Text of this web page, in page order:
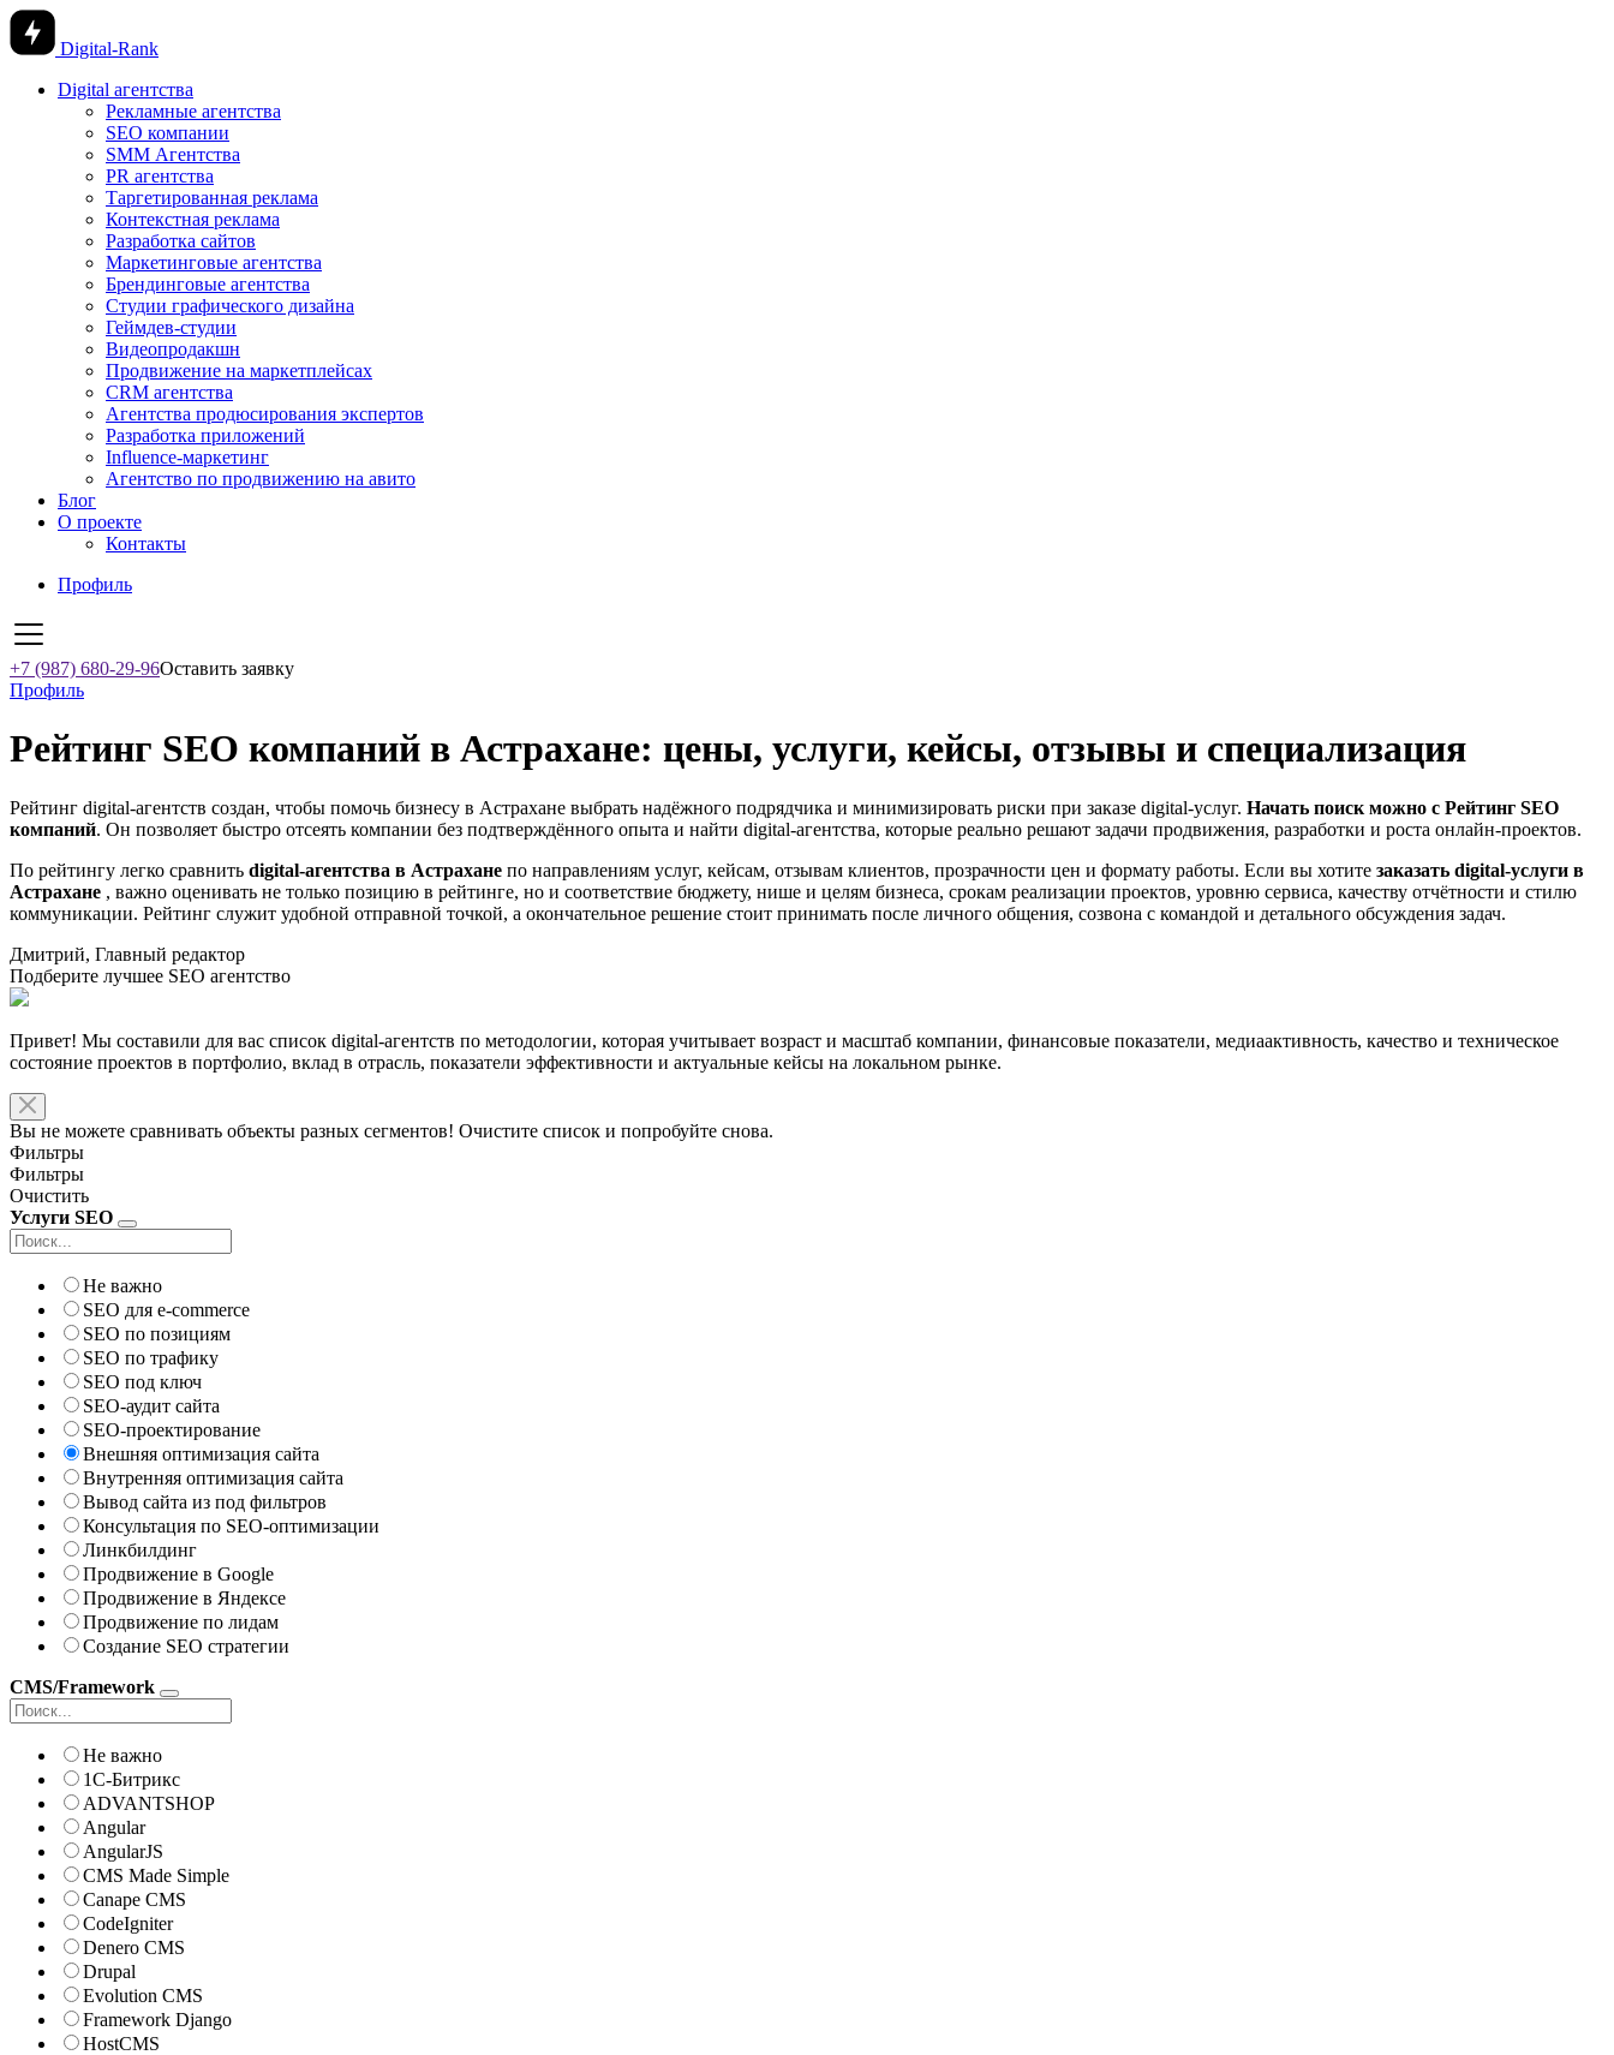
Digital-Rank
Digital агентства
Рекламные агентства
SEO компании
SMM Агентства
PR агентства
Таргетированная реклама
Контекстная реклама
Разработка сайтов
Маркетинговые агентства
Брендинговые агентства
Студии графического дизайна
Геймдев-студии
Видеопродакшн
Продвижение на маркетплейсах
CRM агентства
Агентства продюсирования экспертов
Разработка приложений
Influence-маркетинг
Агентство по продвижению на авито
Блог
О проекте
Контакты
Профиль
+7 (987) 680-29-96Оставить заявку
Профиль
Рейтинг SEO компаний в Астрахане: цены, услуги, кейсы, отзывы и специализация
Рейтинг digital-агентств создан, чтобы помочь бизнесу в Астрахане выбрать надёжного подрядчика и минимизировать риски при заказе digital-услуг. Начать поиск можно с Рейтинг SEO
компаний. Он позволяет быстро отсеять компании без подтверждённого опыта и найти digital-агентства, которые реально решают задачи продвижения, разработки и роста онлайн-проектов.
По рейтингу легко сравнить digital-агентства в Астрахане по направлениям услуг, кейсам, отзывам клиентов, прозрачности цен и формату работы. Если вы хотите заказать digital-услуги в
Астрахане , важно оценивать не только позицию в рейтинге, но и соответствие бюджету, нише и целям бизнеса, срокам реализации проектов, уровню сервиса, качеству отчётности и стилю
коммуникации. Рейтинг служит удобной отправной точкой, а окончательное решение стоит принимать после личного общения, созвона с командой и детального обсуждения задач.
Дмитрий, Главный редактор
Подберите лучшее SEO агентство
Привет! Мы составили для вас список digital-агентств по методологии, которая учитывает возраст и масштаб компании, финансовые показатели, медиаактивность, качество и техническое
состояние проектов в портфолио, вклад в отрасль, показатели эффективности и актуальные кейсы на локальном рынке.
Вы не можете сравнивать объекты разных сегментов! Очистите список и попробуйте снова.
Фильтры
Фильтры
Очистить
Услуги SEO
Не важно
SEO для e-commerce
SEO по позициям
SEO по трафику
SEO под ключ
SEO-аудит сайта
SEO-проектирование
Внешняя оптимизация сайта
Внутренняя оптимизация сайта
Вывод сайта из под фильтров
Консультация по SEO-оптимизации
Линкбилдинг
Продвижение в Google
Продвижение в Яндексе
Продвижение по лидам
Создание SEO стратегии
CMS/Framework
Не важно
1С-Битрикс
ADVANTSHOP
Angular
AngularJS
CMS Made Simple
Canape CMS
CodeIgniter
Denero CMS
Drupal
Evolution CMS
Framework Django
HostCMS